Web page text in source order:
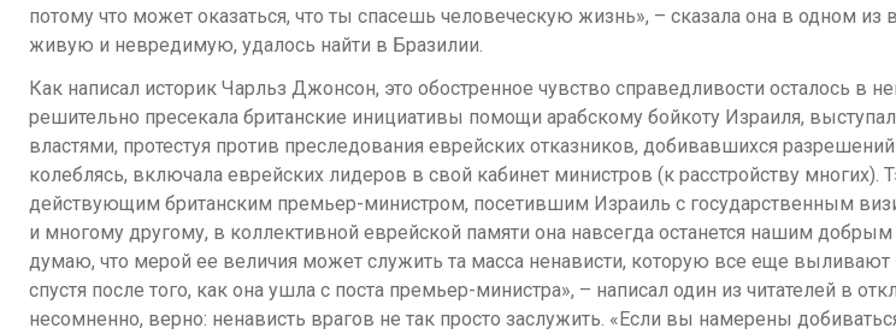
потому что может оказаться, что ты спасешь человеческую жизнь», – сказала она в одном из
живую и невредимую, удалось найти в Бразилии.
Как написал историк Чарльз Джонсон, это обостренное чувство справедливости осталось в
решительно пресекала британские инициативы помощи арабскому бойкоту Израиля,
властями, протестуя против преследования еврейских отказников, добивавшихся
колеблясь, включала еврейских лидеров в свой кабинет министров (к расстройству многих).
действующим британским премьер-министром, посетившим Израиль с государственным
и многому другому, в коллективной еврейской памяти она навсегда останется нашим
думаю, что мерой ее величия может служить та масса ненависти, которую все еще выливают
спустя после того, как она ушла с поста премьер-министра», – написал один из читателей в
несомненно, верно: ненависть врагов не так просто заслужить. «Если вы намерены